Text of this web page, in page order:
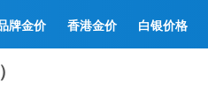
牌金价 香港金价 白银价格